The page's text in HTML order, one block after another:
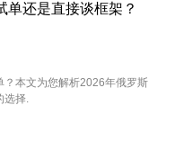
单还是直接谈框架？
本文为您解析2026年俄罗斯
选择.